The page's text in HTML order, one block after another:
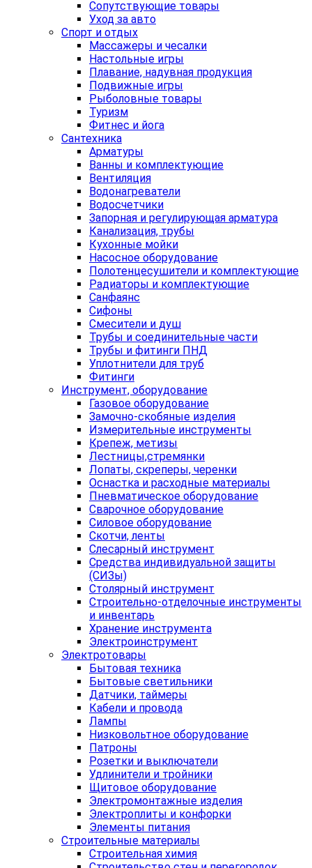
Сопутствующие товары
Уход за авто
Спорт и отдых
Массажеры и чесалки
Настольные игры
Плавание, надувная продукция
Подвижные игры
Рыболовные товары
Туризм
Фитнес и йога
Сантехника
Арматуры
Ванны и комплектующие
Вентиляция
Водонагреватели
Водосчетчики
Запорная и регулирующая арматура
Канализация, трубы
Кухонные мойки
Насосное оборудование
Полотенцесушители и комплектующие
Радиаторы и комплектующие
Санфаянс
Сифоны
Смесители и душ
Трубы и соединительные части
Трубы и фитинги ПНД
Уплотнители для труб
Фитинги
Инструмент, оборудование
Газовое оборудование
Замочно-скобяные изделия
Измерительные инструменты
Крепеж, метизы
Лестницы,стремянки
Лопаты, скреперы, черенки
Оснастка и расходные материалы
Пневматическое оборудование
Сварочное оборудование
Силовое оборудование
Скотчи, ленты
Слесарный инструмент
Средства индивидуальной защиты
(СИЗы)
Столярный инструмент
Строительно-отделочные инструменты
и инвентарь
Хранение инструмента
Электроинструмент
Электротовары
Бытовая техника
Бытовые светильники
Датчики, таймеры
Кабели и провода
Лампы
Низковольтное оборудование
Патроны
Розетки и выключатели
Удлинители и тройники
Щитовое оборудование
Электромонтажные изделия
Электроплиты и конфорки
Элементы питания
Строительные материалы
Строительная химия